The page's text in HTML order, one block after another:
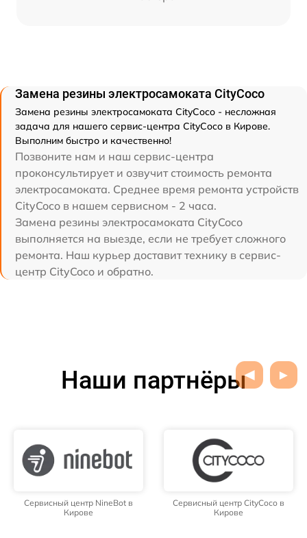
Замена резины электросамоката CityCoco
Замена резины электросамоката CityCoco - несложная
задача для нашего сервис-центра CityCoco в Кирове.
Выполним быстро и качественно!
Позвоните нам и наш сервис-центра
проконсультирует и озвучит стоимость ремонта
электросамоката. Среднее время ремонта устройств
CityCoco в нашем сервисном - 2 часа.
Замена резины электросамоката CityCoco
выполняется на выезде, если не требует сложного
ремонта. Наш курьер доставит технику в сервис-
центр CityCoco и обратно.
Наши партнёры
Сервисный центр NineBot в
Кирове
Сервисный центр CityCoco в
Кирове